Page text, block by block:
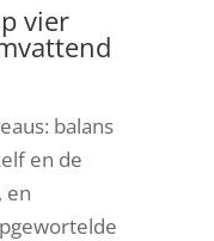
vier
balans
en de
en